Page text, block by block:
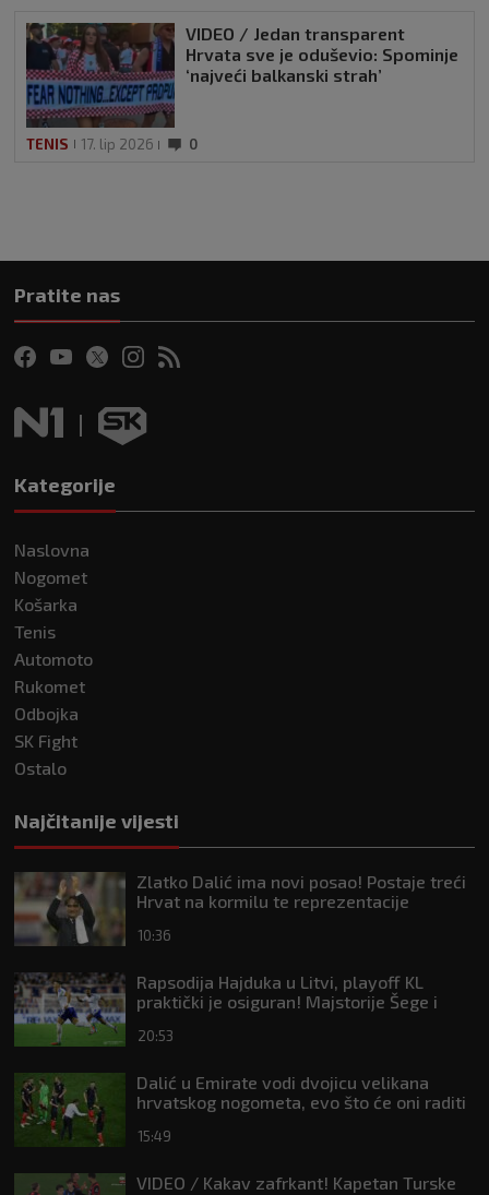
VIDEO / Jedan transparent
Hrvata sve je oduševio: Spominje
‘najveći balkanski strah’
TENIS 17. lip 2026 0
Pratite nas
Kategorije
Naslovna
Nogomet
Košarka
Tenis
Automoto
Rukomet
Odbojka
SK Fight
Ostalo
Najčitanije vijesti
Zlatko Dalić ima novi posao! Postaje treći
Hrvat na kormilu te reprezentacije
10:36
Rapsodija Hajduka u Litvi, playoff KL
praktički je osiguran! Majstorije Šege i
20:53
Dalić u Emirate vodi dvojicu velikana
hrvatskog nogometa, evo što će oni raditi
15:49
VIDEO / Kakav zafrkant! Kapetan Turske